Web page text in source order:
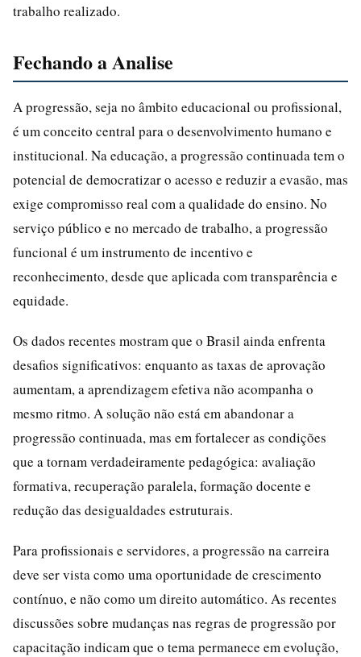
trabalho realizado.
Fechando a Analise
A progressão, seja no âmbito educacional ou profissional,
é um conceito central para o desenvolvimento humano e
institucional. Na educação, a progressão continuada tem o
potencial de democratizar o acesso e reduzir a evasão, mas
exige compromisso real com a qualidade do ensino. No
serviço público e no mercado de trabalho, a progressão
funcional é um instrumento de incentivo e
reconhecimento, desde que aplicada com transparência e
equidade.
Os dados recentes mostram que o Brasil ainda enfrenta
desafios significativos: enquanto as taxas de aprovação
aumentam, a aprendizagem efetiva não acompanha o
mesmo ritmo. A solução não está em abandonar a
progressão continuada, mas em fortalecer as condições
que a tornam verdadeiramente pedagógica: avaliação
formativa, recuperação paralela, formação docente e
redução das desigualdades estruturais.
Para profissionais e servidores, a progressão na carreira
deve ser vista como uma oportunidade de crescimento
contínuo, e não como um direito automático. As recentes
discussões sobre mudanças nas regras de progressão por
capacitação indicam que o tema permanece em evolução,